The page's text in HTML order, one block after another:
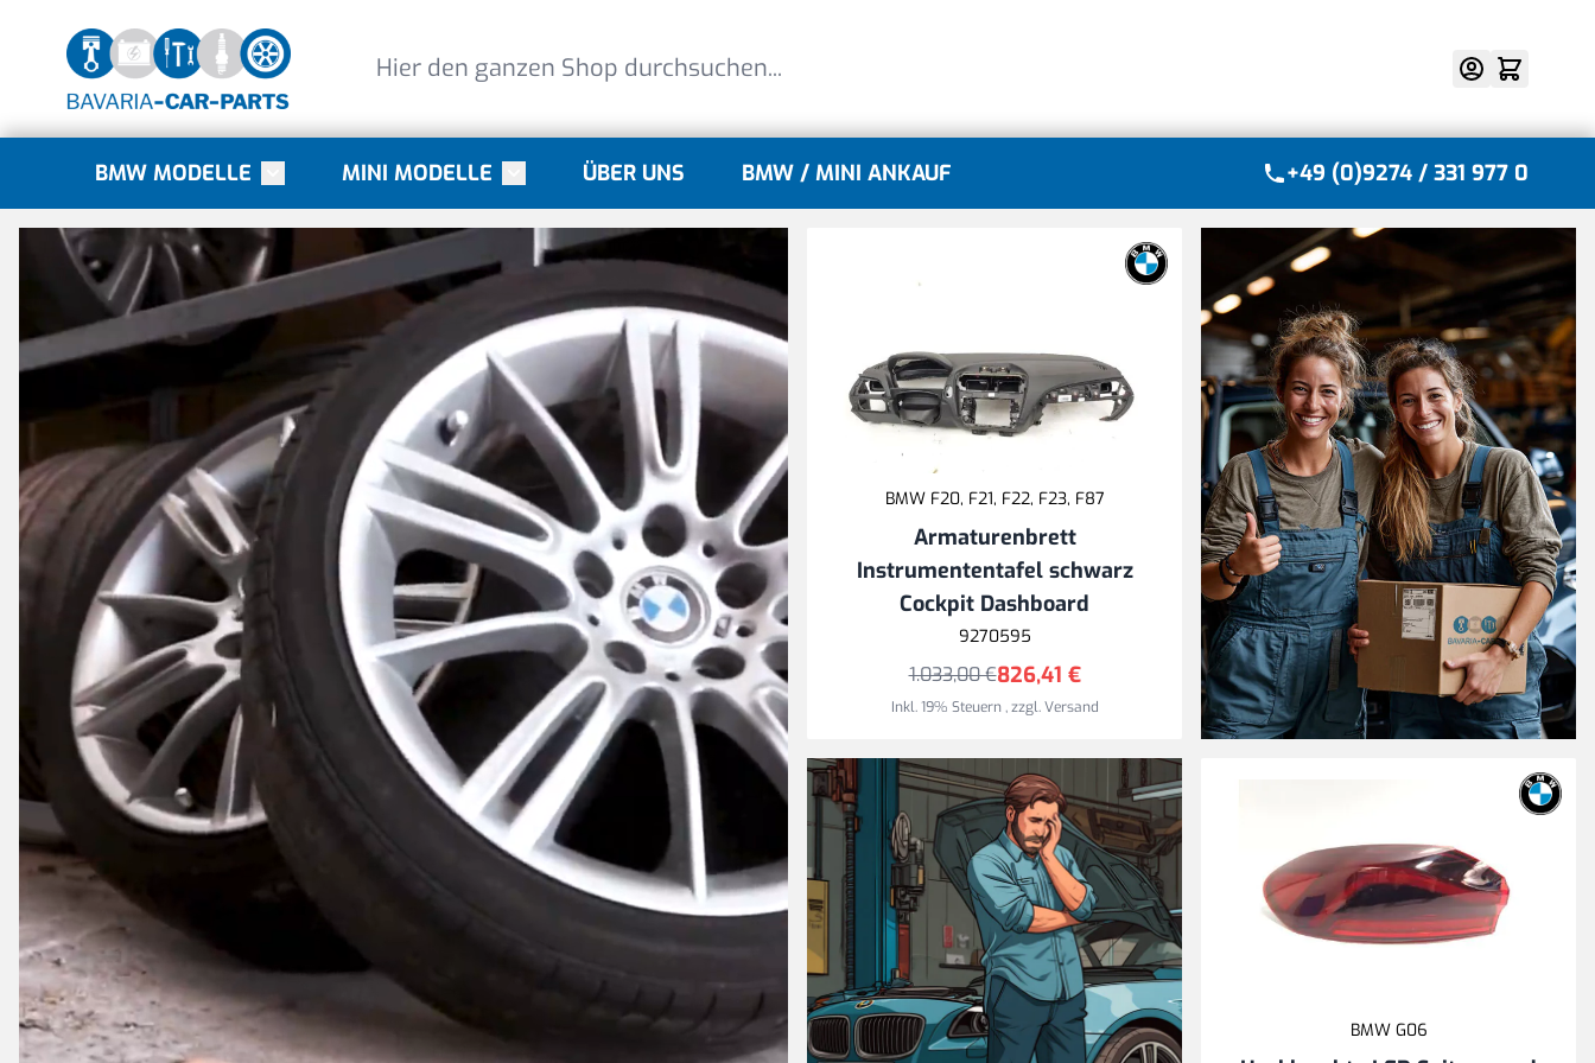
BMW MODELLE Toggle submenu for BMW Modelle
MINI MODELLE Toggle submenu for MINI Modelle
ÜBER UNS BMW / MINI ANKAUF +49 (0)9274 / 331 977 0
BMW F20, F21, F22, F23, F87
Armaturenbrett
Instrumententafel schwarz
Cockpit Dashboard
9270595
826,41 €
1.033,00 €
Inkl. 19% Steuern,zzgl.Versand
Versandkostenfrei
ab 49 € Warenwert
* ausgenommen Sperrgut
BMW G06